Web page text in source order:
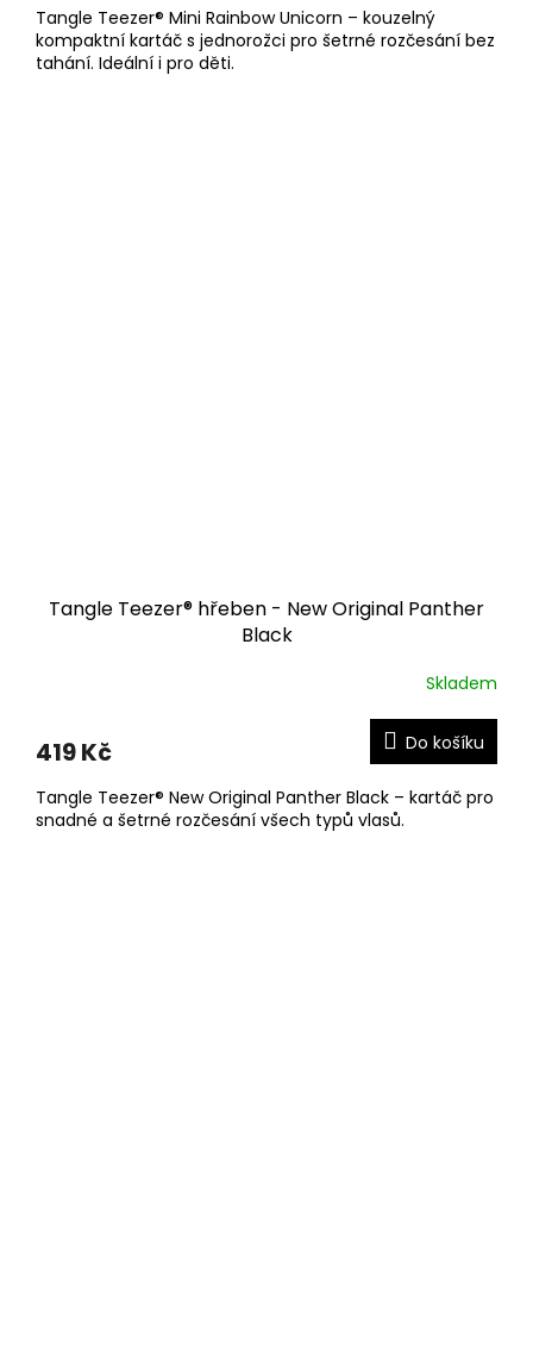
Tangle Teezer® Mini Rainbow Unicorn – kouzelný
kompaktní kartáč s jednorožci pro šetrné rozčesání bez
tahání. Ideální i pro děti.
Tangle Teezer® hřeben - New Original Panther
Black
Skladem
419 Kč Do košíku
Tangle Teezer® New Original Panther Black – kartáč pro
snadné a šetrné rozčesání všech typů vlasů.